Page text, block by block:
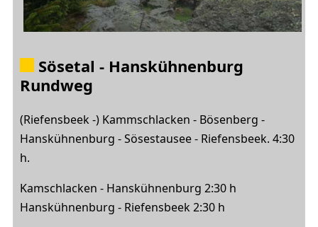
Sösetal - Hanskühnenburg
Rundweg
(Riefensbeek -) Kammschlacken - Bösenberg -
Hanskühnenburg - Sösestausee - Riefensbeek. 4:30
h.
Kamschlacken - Hanskühnenburg 2:30 h
Hanskühnenburg - Riefensbeek 2:30 h